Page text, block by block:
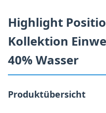
Highlight
Kollektion
40% Wasser
Produktübersicht